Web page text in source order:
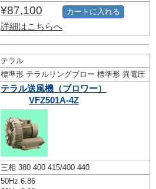
¥87,100
詳細はこちらへ
カートに入れる
テラル
標準形 テラルリングブロー 標準形 異電圧
テラル送風機（ブロワー）
VFZ501A-4Z
三相 380 400 415/400 440
50Hz 6.86